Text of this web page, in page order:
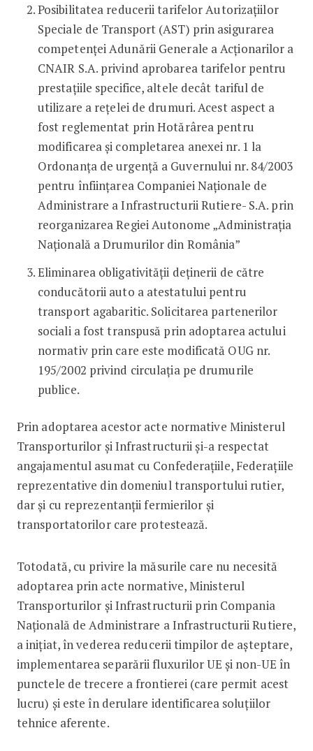
Posibilitatea reducerii tarifelor Autorizațiilor
Speciale de Transport (AST) prin asigurarea
competenței Adunării Generale a Acționarilor a
CNAIR S.A. privind aprobarea tarifelor pentru
prestațiile specifice, altele decât tariful de
utilizare a rețelei de drumuri. Acest aspect a
fost reglementat prin Hotărârea pentru
modificarea și completarea anexei nr. 1 la
Ordonanța de urgență a Guvernului nr. 84/2003
pentru înființarea Companiei Naționale de
Administrare a Infrastructurii Rutiere- S.A. prin
reorganizarea Regiei Autonome „Administrația
Națională a Drumurilor din România”
Eliminarea obligativității deținerii de către
conducătorii auto a atestatului pentru
transport agabaritic. Solicitarea partenerilor
sociali a fost transpusă prin adoptarea actului
normativ prin care este modificată OUG nr.
195/2002 privind circulația pe drumurile
publice.
Prin adoptarea acestor acte normative Ministerul
Transporturilor și Infrastructurii și-a respectat
angajamentul asumat cu Confederațiile, Federațiile
reprezentative din domeniul transportului rutier,
dar și cu reprezentanții fermierilor și
transportatorilor care protestează.
Totodată, cu privire la măsurile care nu necesită
adoptarea prin acte normative, Ministerul
Transporturilor și Infrastructurii prin Compania
Națională de Administrare a Infrastructurii Rutiere,
a inițiat, în vederea reducerii timpilor de așteptare,
implementarea separării fluxurilor UE și non-UE în
punctele de trecere a frontierei (care permit acest
lucru) și este în derulare identificarea soluțiilor
tehnice aferente.